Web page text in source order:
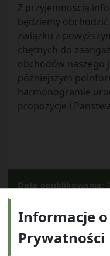
Z przyjemnością
będziemy obchodzić
związku z
chętnych do
obchodów naszego
późniejszym
harmonogramie
propozycje i
Data opublikowania:
Informacje
Prywatności